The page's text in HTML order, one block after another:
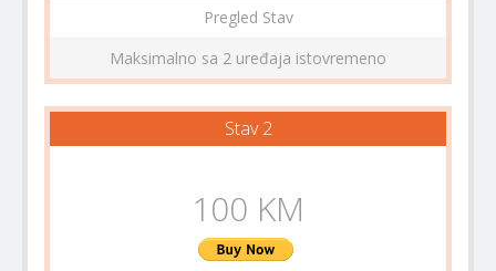
Pregled Stav
Maksimalno sa 2 uređaja istovremeno
Stav 2
100 KM